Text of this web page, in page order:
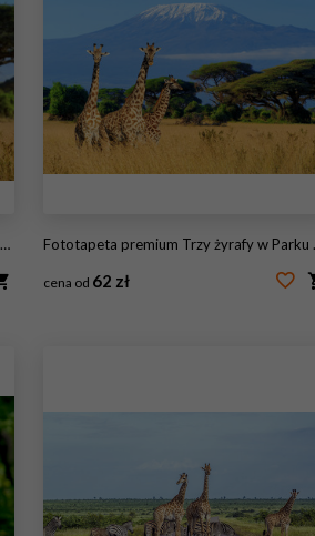
Fototapeta premium Trzy żyrafy w Parku Narodowym Kenii
cena od 62 zł